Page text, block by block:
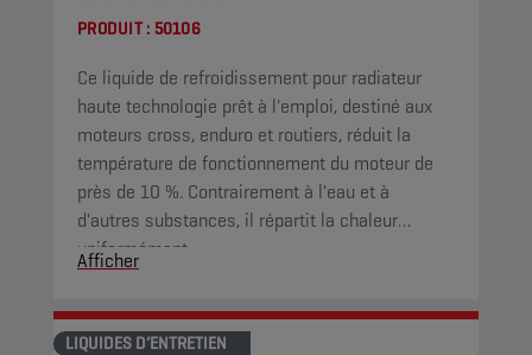
PRODUIT : 50106
Ce liquide de refroidissement pour radiateur
haute technologie prêt à l'emploi, destiné aux
moteurs cross, enduro et routiers, réduit la
température de fonctionnement du moteur de
près de 10 %. Contrairement à l'eau et à
d'autres substances, il répartit la chaleur
uniformément.
Afficher
LIQUIDES D’ENTRETIEN